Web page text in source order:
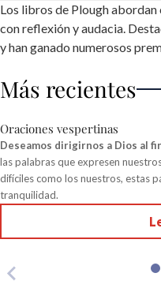
Los libros de Plough
con reflexión y audacia.
y han ganado numerosos
Más recientes
Oraciones vespertinas
Deseamos dirigirnos a Dios al
las palabras que expresen
difíciles como los nuestros, estas
tranquilidad.